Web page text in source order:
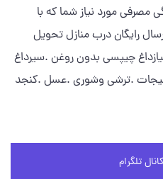
مصرفی مورد نیاز شما که با
رایگان درب منازل تحویل
چیپسی بدون روغن .سیرداغ
.ترشی وشوری .عسل .کنجد
تلگرام